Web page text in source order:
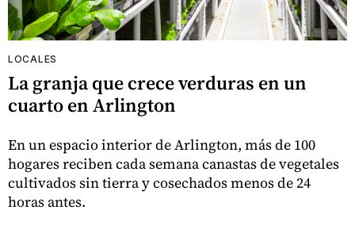
LOCALES
La granja que crece verduras en un
cuarto en Arlington
En un espacio interior de Arlington, más de 100
hogares reciben cada semana canastas de vegetales
cultivados sin tierra y cosechados menos de 24
horas antes.